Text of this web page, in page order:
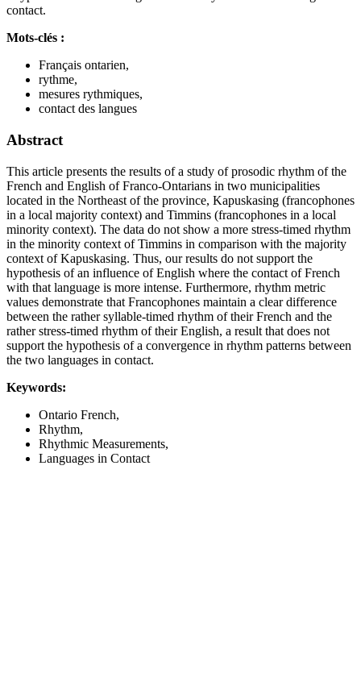
contact.
Mots-clés :
Français ontarien,
rythme,
mesures rythmiques,
contact des langues
Abstract
This article presents the results of a study of prosodic rhythm of the
French and English of Franco-Ontarians in two municipalities
located in the Northeast of the province, Kapuskasing (francophones
in a local majority context) and Timmins (francophones in a local
minority context). The data do not show a more stress-timed rhythm
in the minority context of Timmins in comparison with the majority
context of Kapuskasing. Thus, our results do not support the
hypothesis of an influence of English where the contact of French
with that language is more intense. Furthermore, rhythm metric
values demonstrate that Francophones maintain a clear difference
between the rather syllable-timed rhythm of their French and the
rather stress-timed rhythm of their English, a result that does not
support the hypothesis of a convergence in rhythm patterns between
the two languages in contact.
Keywords:
Ontario French,
Rhythm,
Rhythmic Measurements,
Languages in Contact